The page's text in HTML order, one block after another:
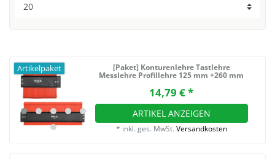
Artikelpaket [Paket] Konturenlehre Tastlehre
Messlehre Profillehre 125 mm +260 mm
14,79 € *
ARTIKEL ANZEIGEN
* inkl. ges. MwSt. Versandkosten